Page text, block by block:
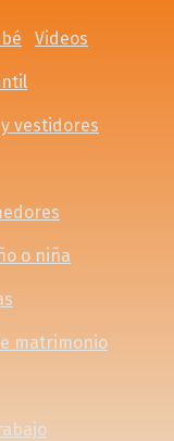
Videos
vestidores
o niña
matrimonio